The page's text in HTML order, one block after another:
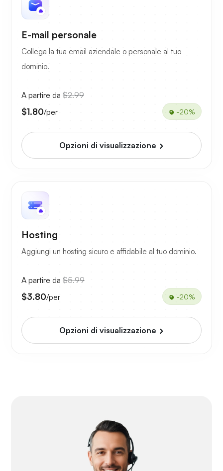
E-mail personale
Collega la tua email aziendale o personale al tuo
dominio.
A partire da $2.99
$1.80/per -20%
Opzioni di visualizzazione
Hosting
Aggiungi un hosting sicuro e affidabile al tuo dominio.
A partire da $5.99
$3.80/per -20%
Opzioni di visualizzazione